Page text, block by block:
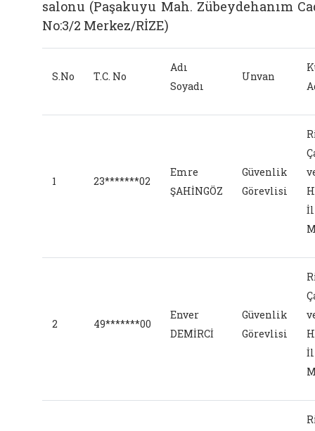
salonu (Paşakuyu Mah. Zübeydehanım
No:3/2 Merkez/RİZE)
S.No T.C. No
Adı
Soyadı
Unvan
1 23*******02
Emre
ŞAHİNGÖZ
Güvenlik
Görevlisi
İl
2 49*******00
Enver
DEMİRCİ
Güvenlik
Görevlisi
İl